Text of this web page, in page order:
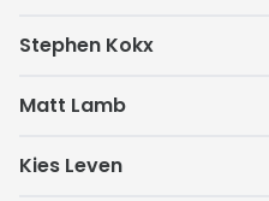
Stephen Kokx
Matt Lamb
Kies Leven